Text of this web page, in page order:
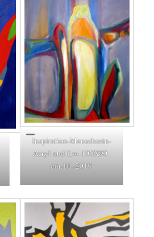
Inspiration-Menschsein-
Acryl-aud-Lw.-100X90-
cm-10.-2019